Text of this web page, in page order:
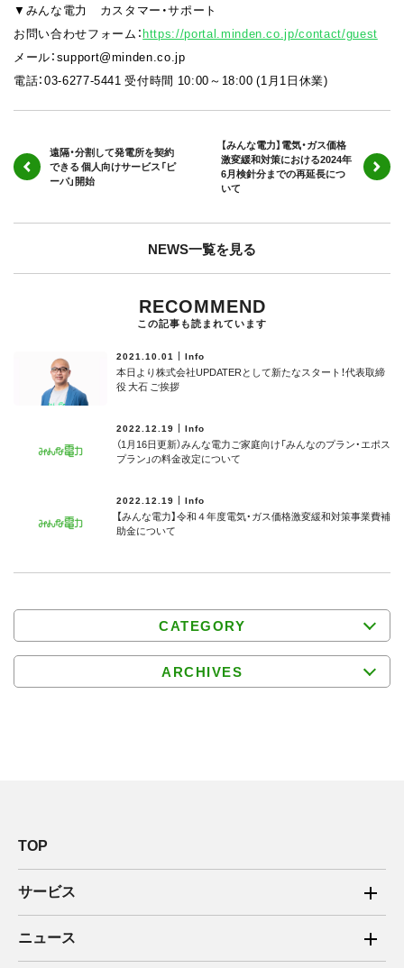
▼みんな電力 カスタマー・サポート
お問い合わせフォーム：https://portal.minden.co.jp/contact/guest
メール：support@minden.co.jp
電話：03-6277-5441 受付時間 10:00～18:00 (1月1日休業)
遠隔・分割して発電所を契約
できる 個人向けサービス「ピ
ーパ」開始
【みんな電力】電気・ガス価格
激変緩和対策における2024年
6月検針分までの再延長につ
いて
NEWS一覧を見る
RECOMMEND
この記事も読まれています
2021.10.01 Info
本日より株式会社UPDATERとして新たなスタート！代表取締
役 大石 ご挨拶
2022.12.19 Info
（1月16日更新）みんな電力ご家庭向け「みんなのプラン・エポス
プラン」の料金改定について
2022.12.19 Info
【みんな電力】令和４年度電気・ガス価格激変緩和対策事業費補
助⾦について
CATEGORY
ARCHIVES
TOP
サービス
ご家庭向け電力サービス
ニュース